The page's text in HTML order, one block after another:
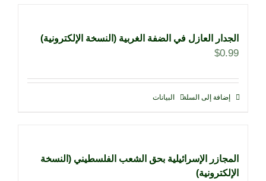
الجدار العازل في الضفة الغربية (النسخة الإلكترونية)
$0.99
إضافة إلى السلة البيانات
المجازر الإسرائيلية بحق الشعب الفلسطيني (النسخة
الإلكترونية)